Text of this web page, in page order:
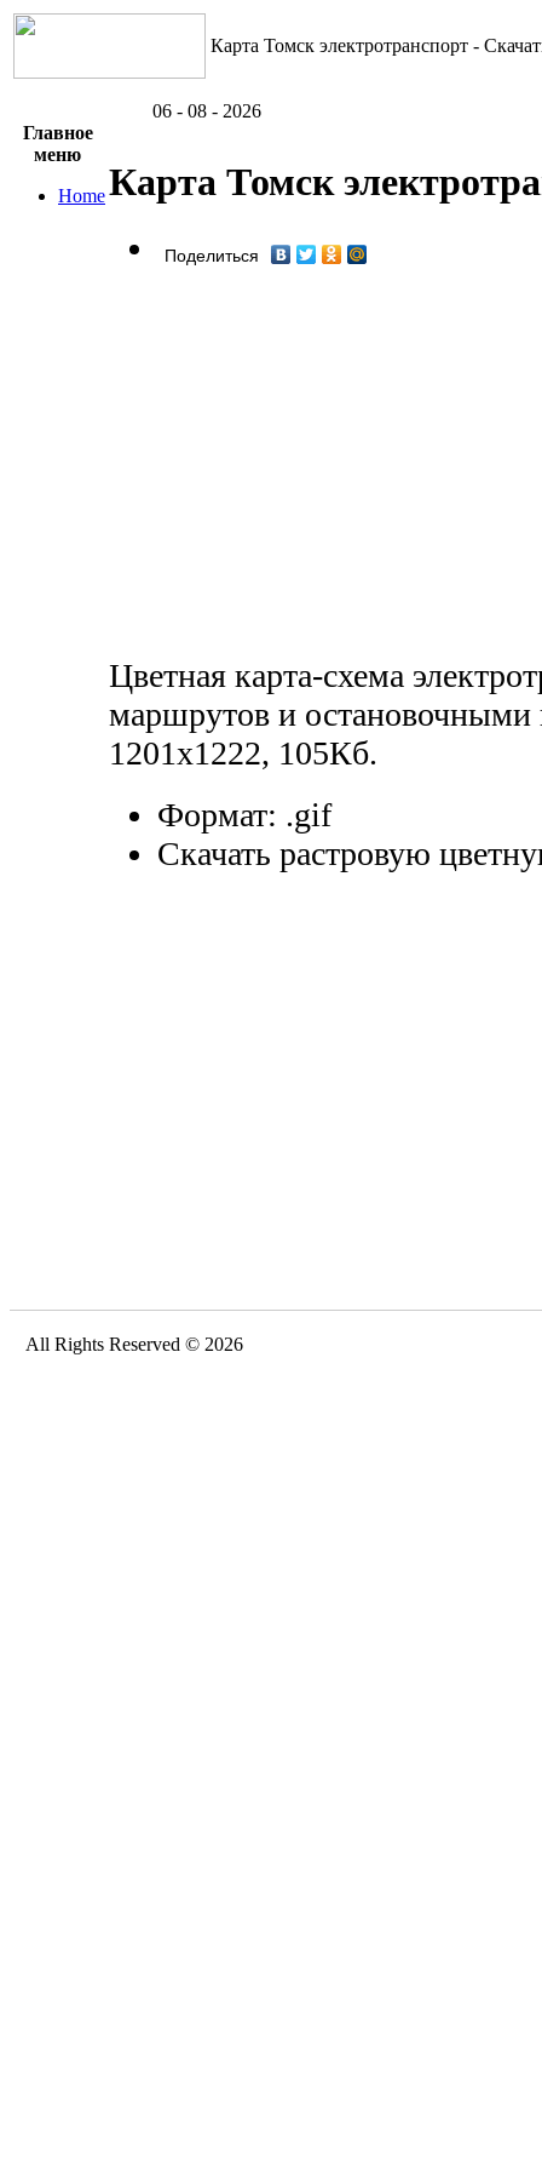
Карта Томск электротранспорт -
06 - 08 - 2026
Главное
меню
HomeКарта Томск
Поделиться
Цветная карта-схема
маршрутов и остановочными
1201x1222, 105Кб.
Формат: .gif
Скачать растровую
All Rights Reserved © 2026